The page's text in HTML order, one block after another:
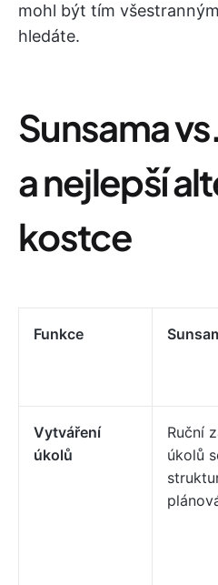
mohl být tím
hledáte.
Sunsama
a nejlepší
kostce
Funkce
Vytváření
úkolů
Ruční
úkolů